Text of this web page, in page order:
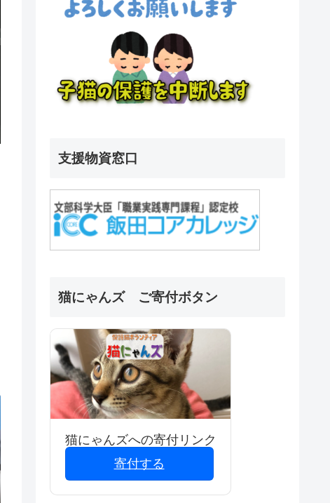
支援物資窓口
猫にゃんズ ご寄付ボタン
猫にゃんズへの寄付リンク
寄付する